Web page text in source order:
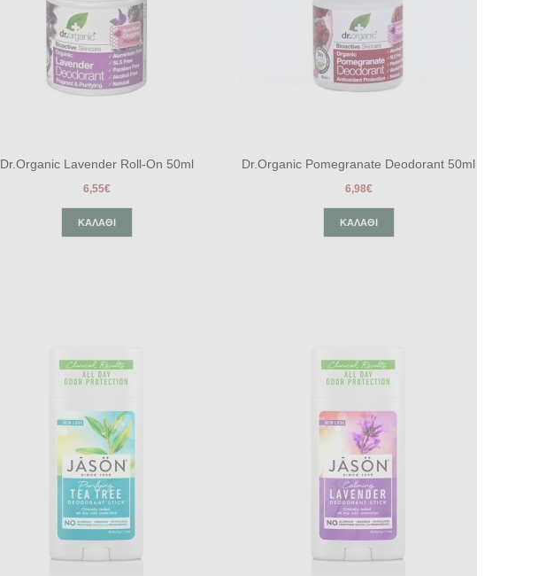
Dr.Organic Lavender Roll-On 50ml
6,55€
ΚΑΛΆΘΙ
Dr.Organic Pomegranate Deodorant 50ml
6,98€
ΚΑΛΆΘΙ